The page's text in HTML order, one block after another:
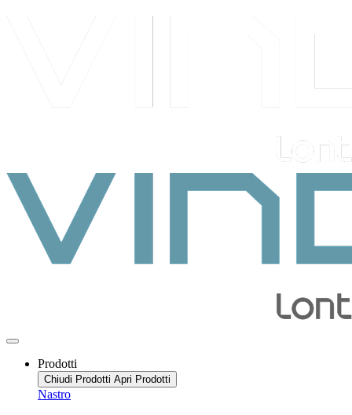
Prodotti
Chiudi Prodotti Apri Prodotti
Nastro